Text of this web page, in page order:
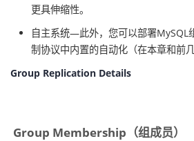
更具伸缩性。
自主系统—此外，您可以部署MySQL
制协议中内置的自动化（在本章和前
Group Replication Details
Group Membership（组成员）